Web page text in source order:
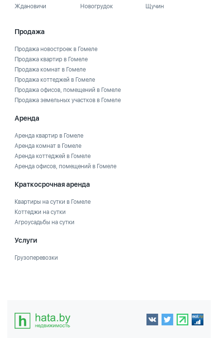
Ждановичи
Новогрудок
Щучин
Продажа
Продажа новостроек в Гомеле
Продажа квартир в Гомеле
Продажа комнат в Гомеле
Продажа коттеджей в Гомеле
Продажа офисов, помещений в Гомеле
Продажа земельных участков в Гомеле
Аренда
Аренда квартир в Гомеле
Аренда комнат в Гомеле
Аренда коттеджей в Гомеле
Аренда офисов, помещений в Гомеле
Краткосрочная аренда
Квартиры на сутки в Гомеле
Коттеджи на сутки
Агроусадьбы на сутки
Услуги
Грузоперевозки